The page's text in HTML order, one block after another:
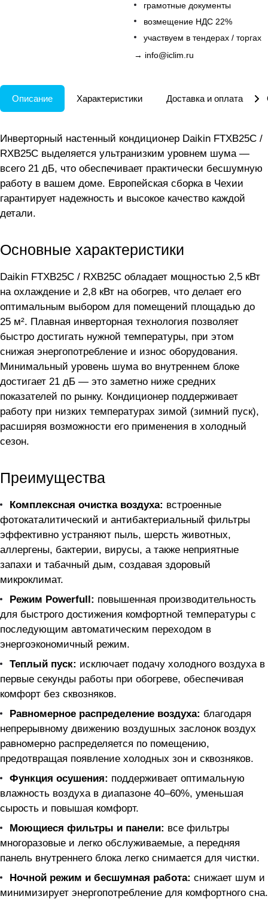
грамотные документы
возмещение НДС 22%
участвуем в тендерах / торгах
→ info@iclim.ru
Описание Характеристики Доставка и оплата
Инверторный настенный кондиционер Daikin FTXB25C /
RXB25C выделяется ультранизким уровнем шума —
всего 21 дБ, что обеспечивает практически бесшумную
работу в вашем доме. Европейская сборка в Чехии
гарантирует надежность и высокое качество каждой
детали.
Основные характеристики
Daikin FTXB25C / RXB25C обладает мощностью 2,5 кВт
на охлаждение и 2,8 кВт на обогрев, что делает его
оптимальным выбором для помещений площадью до
25 м². Плавная инверторная технология позволяет
быстро достигать нужной температуры, при этом
снижая энергопотребление и износ оборудования.
Минимальный уровень шума во внутреннем блоке
достигает 21 дБ — это заметно ниже средних
показателей по рынку. Кондиционер поддерживает
работу при низких температурах зимой (зимний пуск),
расширяя возможности его применения в холодный
сезон.
Преимущества
Комплексная очистка воздуха: встроенные
фотокаталитический и антибактериальный фильтры
эффективно устраняют пыль, шерсть животных,
аллергены, бактерии, вирусы, а также неприятные
запахи и табачный дым, создавая здоровый
микроклимат.
Режим Powerfull: повышенная производительность
для быстрого достижения комфортной температуры с
последующим автоматическим переходом в
энергоэкономичный режим.
Теплый пуск: исключает подачу холодного воздуха в
первые секунды работы при обогреве, обеспечивая
комфорт без сквозняков.
Равномерное распределение воздуха: благодаря
непрерывному движению воздушных заслонок воздух
равномерно распределяется по помещению,
предотвращая появление холодных зон и сквозняков.
Функция осушения: поддерживает оптимальную
влажность воздуха в диапазоне 40–60%, уменьшая
сырость и повышая комфорт.
Моющиеся фильтры и панели: все фильтры
многоразовые и легко обслуживаемые, а передняя
панель внутреннего блока легко снимается для чистки.
Ночной режим и бесшумная работа: снижает шум и
минимизирует энергопотребление для комфортного сна.